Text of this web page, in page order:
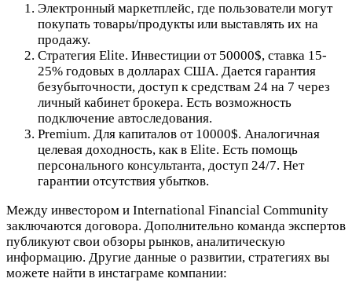
Электронный маркетплейс, где пользователи могут
покупать товары/продукты или выставлять их на
продажу.
Стратегия Elite. Инвестиции от 50000$, ставка 15-
25% годовых в долларах США. Дается гарантия
безубыточности, доступ к средствам 24 на 7 через
личный кабинет брокера. Есть возможность
подключение автоследования.
Premium. Для капиталов от 10000$. Аналогичная
целевая доходность, как в Elite. Есть помощь
персонального консультанта, доступ 24/7. Нет
гарантии отсутствия убытков.
Между инвестором и International Financial Community
заключаются договора. Дополнительно команда экспертов
публикуют свои обзоры рынков, аналитическую
информацию. Другие данные о развитии, стратегиях вы
можете найти в инстаграме компании: